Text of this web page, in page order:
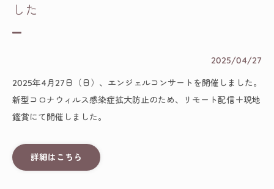
した
2025/04/27
2025年4月27日（日）、エンジェルコンサートを開催しました。
新型コロナウィルス感染症拡大防止のため、リモート配信＋現地
鑑賞にて開催しました。
詳細はこちら